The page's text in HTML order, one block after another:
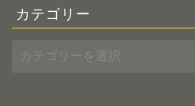
カテゴリー